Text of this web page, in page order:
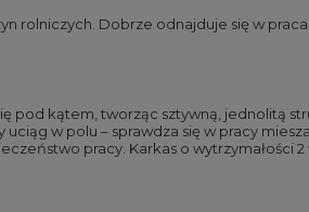
rolniczych. Dobrze odnajduje się w
pod kątem, tworząc sztywną, jednolitą
uciąg w polu – sprawdza się w pracy
pracy. Karkas o wytrzymałości